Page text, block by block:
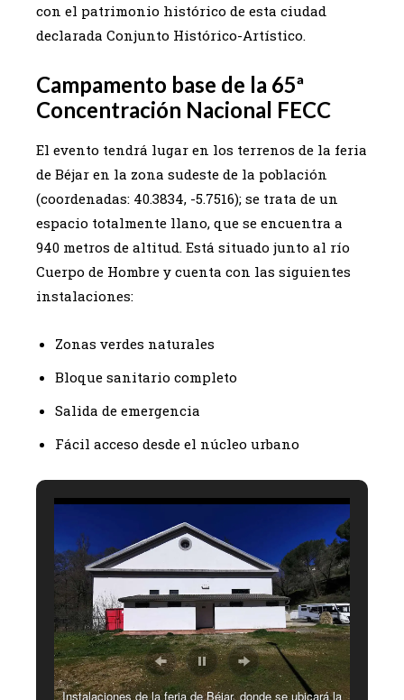
con el patrimonio histórico de esta ciudad
declarada Conjunto Histórico-Artístico.
Campamento base de la 65ª
Concentración Nacional FECC
El evento tendrá lugar en los terrenos de la feria
de Béjar en la zona sudeste de la población
(coordenadas: 40.3834, -5.7516); se trata de un
espacio totalmente llano, que se encuentra a
940 metros de altitud. Está situado junto al río
Cuerpo de Hombre y cuenta con las siguientes
instalaciones:
Zonas verdes naturales
Bloque sanitario completo
Salida de emergencia
Fácil acceso desde el núcleo urbano
Instalaciones de la feria de Béjar, donde se ubicará la